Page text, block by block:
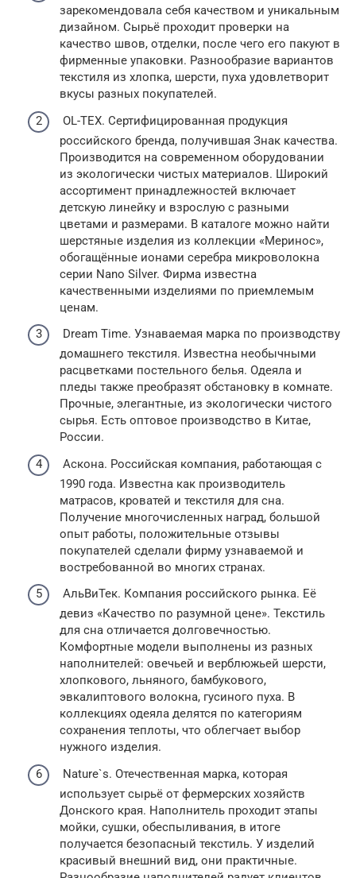
зарекомендовала себя качеством и уникальным
дизайном. Сырьё проходит проверки на
качество швов, отделки, после чего его пакуют в
фирменные упаковки. Разнообразие вариантов
текстиля из хлопка, шерсти, пуха удовлетворит
вкусы разных покупателей.
OL-TEX. Сертифицированная продукция
российского бренда, получившая Знак качества.
Производится на современном оборудовании
из экологически чистых материалов. Широкий
ассортимент принадлежностей включает
детскую линейку и взрослую с разными
цветами и размерами. В каталоге можно найти
шерстяные изделия из коллекции «Меринос»,
обогащённые ионами серебра микроволокна
серии Nano Silver. Фирма известна
качественными изделиями по приемлемым
ценам.
Dream Time. Узнаваемая марка по производству
домашнего текстиля. Известна необычными
расцветками постельного белья. Одеяла и
пледы также преобразят обстановку в комнате.
Прочные, элегантные, из экологически чистого
сырья. Есть оптовое производство в Китае,
России.
Аскона. Российская компания, работающая с
1990 года. Известна как производитель
матрасов, кроватей и текстиля для сна.
Получение многочисленных наград, большой
опыт работы, положительные отзывы
покупателей сделали фирму узнаваемой и
востребованной во многих странах.
АльВиТек. Компания российского рынка. Её
девиз «Качество по разумной цене». Текстиль
для сна отличается долговечностью.
Комфортные модели выполнены из разных
наполнителей: овечьей и верблюжьей шерсти,
хлопкового, льняного, бамбукового,
эвкалиптового волокна, гусиного пуха. В
коллекциях одеяла делятся по категориям
сохранения теплоты, что облегчает выбор
нужного изделия.
Nature`s. Отечественная марка, которая
использует сырьё от фермерских хозяйств
Донского края. Наполнитель проходит этапы
мойки, сушки, обеспыливания, в итоге
получается безопасный текстиль. У изделий
красивый внешний вид, они практичные.